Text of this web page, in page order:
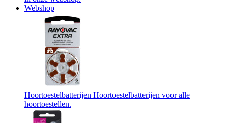
Webshop
Hoortoestelbatterijen Hoortoestelbatterijen voor alle
hoortoestellen.